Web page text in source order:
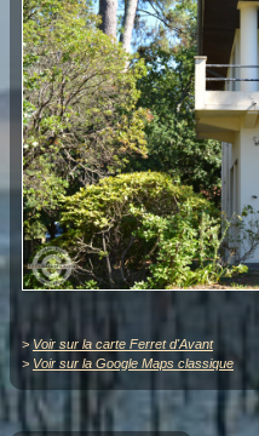
> Voir sur la carte Ferret d'Avant
> Voir sur la Google Maps classique